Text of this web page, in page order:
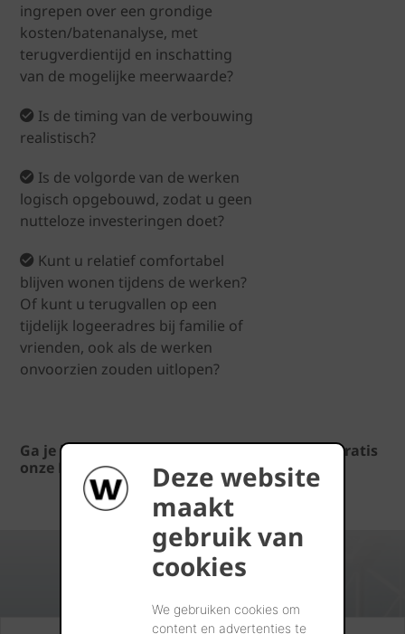
Deze website
maakt
gebruik van
cookies
We gebruiken cookies om
content en advertenties te
ingrepen over een grondige
kosten/batenanalyse, met
terugverdientijd en inschatting
van de mogelijke meerwaarde?
Is de timing van de verbouwing
realistisch?
Is de volgorde van de werken
logisch opgebouwd, zodat u geen
nutteloze investeringen doet?
Kunt u relatief comfortabel
blijven wonen tijdens de werken?
Of kunt u terugvallen op een
tijdelijk logeeradres bij familie of
vrienden, ook als de werken
onvoorzien zouden uitlopen?
Ga je bouwen of renoveren? Vraag danhiergratis
onze Bouw- en Verbouwgids aan.